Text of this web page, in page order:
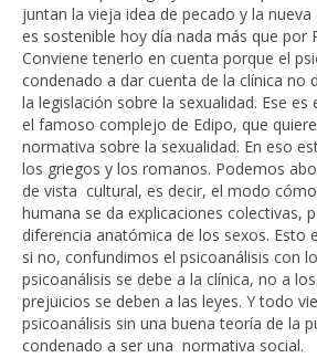
juntan la vieja idea de pecado y la
es sostenible hoy día nada más que por
Conviene tenerlo en cuenta porque el
condenado a dar cuenta de la clínica no
la legislación sobre la sexualidad. Ese es
el famoso complejo de Edipo, que
normativa sobre la sexualidad. En eso
los griegos y los romanos. Podemos
de vista cultural, es decir, el modo
humana se da explicaciones colectivas,
diferencia anatómica de los sexos. Esto
si no, confundimos el psicoanálisis con
psicoanálisis se debe a la clínica, no a
prejuicios se deben a las leyes. Y todo
psicoanálisis sin una buena teoría de la
condenado a ser una normativa social.